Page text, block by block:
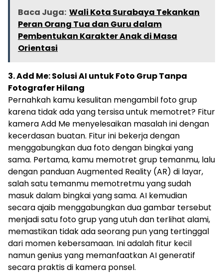
Baca Juga: Wali Kota Surabaya Tekankan
Peran Orang Tua dan Guru dalam
Pembentukan Karakter Anak di Masa
Orientasi
3. Add Me: Solusi AI untuk Foto Grup Tanpa
Fotografer Hilang
Pernahkah kamu kesulitan mengambil foto grup
karena tidak ada yang tersisa untuk memotret? Fitur
kamera Add Me menyelesaikan masalah ini dengan
kecerdasan buatan. Fitur ini bekerja dengan
menggabungkan dua foto dengan bingkai yang
sama. Pertama, kamu memotret grup temanmu, lalu
dengan panduan Augmented Reality (AR) di layar,
salah satu temanmu memotretmu yang sudah
masuk dalam bingkai yang sama. AI kemudian
secara ajaib menggabungkan dua gambar tersebut
menjadi satu foto grup yang utuh dan terlihat alami,
memastikan tidak ada seorang pun yang tertinggal
dari momen kebersamaan. Ini adalah fitur kecil
namun genius yang memanfaatkan AI generatif
secara praktis di kamera ponsel.